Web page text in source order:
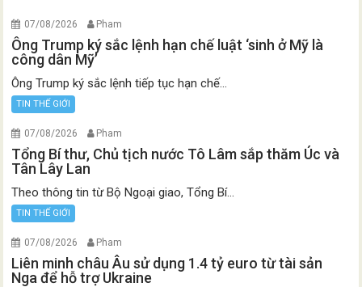
07/08/2026 Pham
Ông Trump ký sắc lệnh hạn chế luật ‘sinh ở Mỹ là
công dân Mỹ’
Ông Trump ký sắc lệnh tiếp tục hạn chế...
TIN THẾ GIỚI
07/08/2026 Pham
Tổng Bí thư, Chủ tịch nước Tô Lâm sắp thăm Úc và
Tân Lây Lan
Theo thông tin từ Bộ Ngoại giao, Tổng Bí...
TIN THẾ GIỚI
07/08/2026 Pham
Liên minh châu Âu sử dụng 1.4 tỷ euro từ tài sản
Nga để hỗ trợ Ukraine